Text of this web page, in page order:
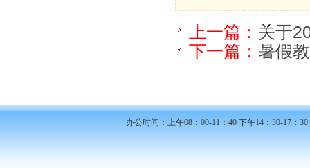
上一篇： 关于
下一篇： 暑假
办公时间：上午08：00-11：40 下午14：30-17：